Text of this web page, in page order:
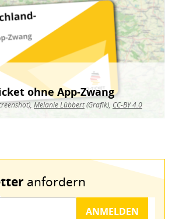
ohne App-Zwang
Melanie Lübbert(Grafik), CC-BY 4.0
anfordern